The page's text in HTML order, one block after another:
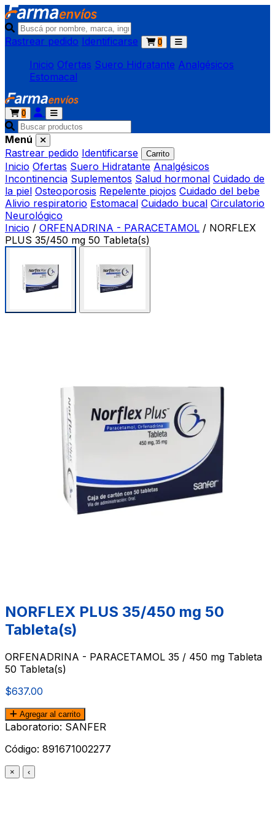
Rastrear pedido Identificarse 0
Inicio Ofertas Suero Hidratante Analgésicos
Estomacal
0
Menú
Rastrear pedido Identificarse Carrito
Inicio Ofertas Suero Hidratante Analgésicos
Incontinencia Suplementos Salud hormonal Cuidado de
la piel Osteoporosis Repelente piojos Cuidado del bebe
Alivio respiratorio Estomacal Cuidado bucal Circulatorio
Neurológico
Inicio / ORFENADRINA - PARACETAMOL / NORFLEX
PLUS 35/450 mg 50 Tableta(s)
NORFLEX PLUS 35/450 mg 50
Tableta(s)
ORFENADRINA - PARACETAMOL 35 / 450 mg Tableta
50 Tableta(s)
$637.00
Agregar al carrito
Laboratorio: SANFER
Código: 891671002277
× ‹